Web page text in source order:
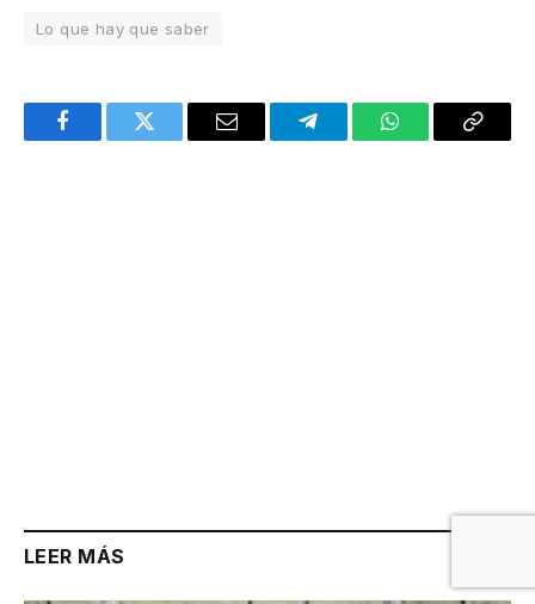
Lo que hay que saber
FacebookTwitter Email TelegramWhatsAppCopy
LEER MÁS